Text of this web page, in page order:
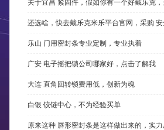
关于宜昌 紧固件，假如你有一个好戴乐克
还选啥，快去戴乐克米乐平台官网，采购
乐山 门用密封条专业定制，专业执着
广安 电子摇把锁公司哪家好，点击了解我
大连 直角回转锁费用低，创新为魂
白银 铰链中心，不为经验买单
原来这种 唇形密封条是这样做出来的，实